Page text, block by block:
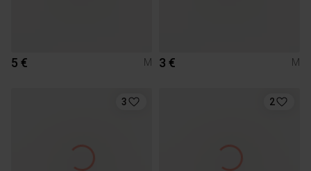
5 € M 3 € M
3 2